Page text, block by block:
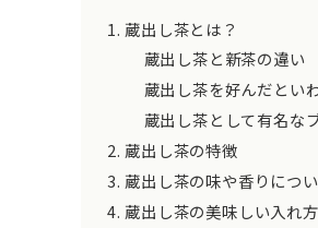
蔵出し茶とは？
蔵出し茶と新茶の違い
蔵出し茶を好んだとい
蔵出し茶として有名な
蔵出し茶の特徴
蔵出し茶の味や香りにつ
蔵出し茶の美味しい入れ方